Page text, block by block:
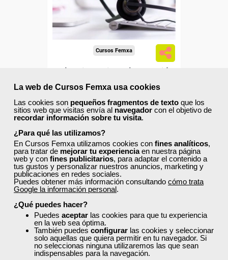
La web de Cursos Femxa usa cookies
Las cookies son pequeños fragmentos de texto que los
sitios web que visitas envía al navegador con el objetivo de
recordar información sobre tu visita.
¿Para qué las utilizamos?
En Cursos Femxa utilizamos cookies con fines analíticos,
para tratar de mejorar tu experienciaen nuestra página
web y con fines publicitarios, para adaptar el contenido a
tus gustos y personalizar nuestros anuncios, marketing y
publicaciones en redes sociales.
Puedes obtener más información consultando cómo trata
Google la información personal.
¿Qué puedes hacer?
Puedes aceptar las cookies para que tu experiencia
en la web sea óptima.
También puedes configurar las cookies y seleccionar
solo aquellas que quiera permitir en tu navegador. Si
no seleccionas ninguna utilizaremos las que sean
indispensables para la navegación.
Sector
-Sanidad.
Cursos Femxa
Teleasistencia en la atención
a personas con dependencia
Curso Gratuito
Online (toda España)
Ver curso
1
ONLINE
Formación 100%
subvencionada.